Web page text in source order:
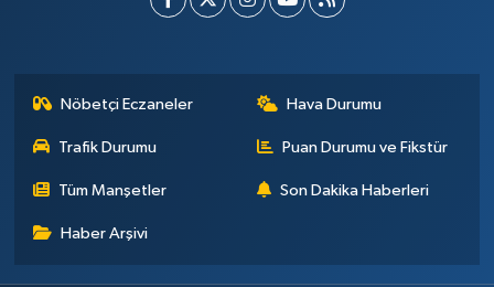
Nöbetçi Eczaneler Hava Durumu
Trafik Durumu Puan Durumu ve Fikstür
Tüm Manşetler Son Dakika Haberleri
Haber Arşivi